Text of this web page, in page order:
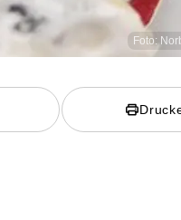
Foto: